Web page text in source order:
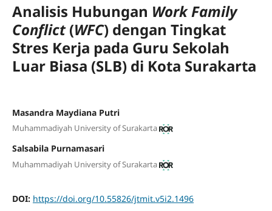
Analisis Hubungan Work Family
Conflict(WFC) dengan Tingkat
Stres Kerja pada Guru Sekolah
Luar Biasa (SLB) di Kota Surakarta
Masandra Maydiana Putri
Muhammadiyah University of Surakarta
Salsabila Purnamasari
Muhammadiyah University of Surakarta
DOI: https://doi.org/10.55826/jtmit.v5i2.1496